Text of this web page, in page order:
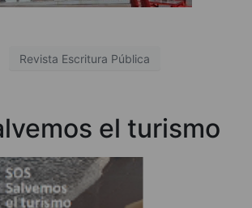
Revista Escritura Pública
el turismo